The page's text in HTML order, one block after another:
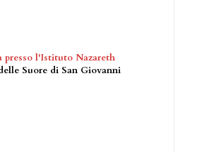
presso l'Istituto Nazareth
Suore di San Giovanni